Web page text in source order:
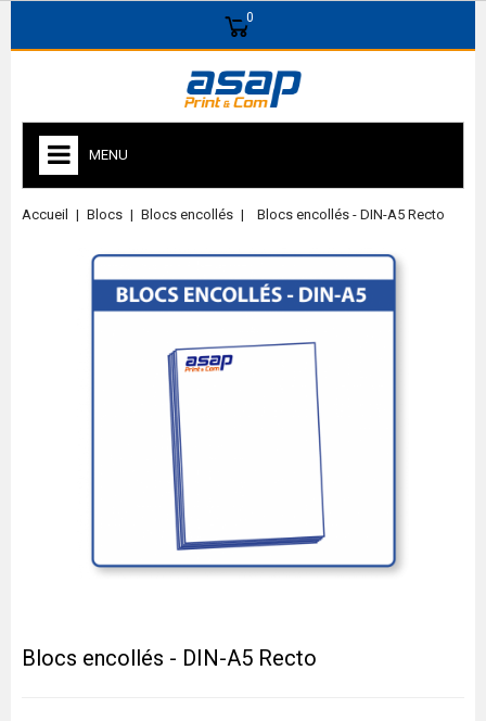
0
MENU
Accueil Blocs Blocs encollés Blocs encollés - DIN-A5 Recto
Blocs encollés - DIN-A5 Recto